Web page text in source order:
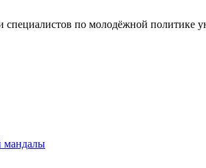
по молодёжной политике
мандалы